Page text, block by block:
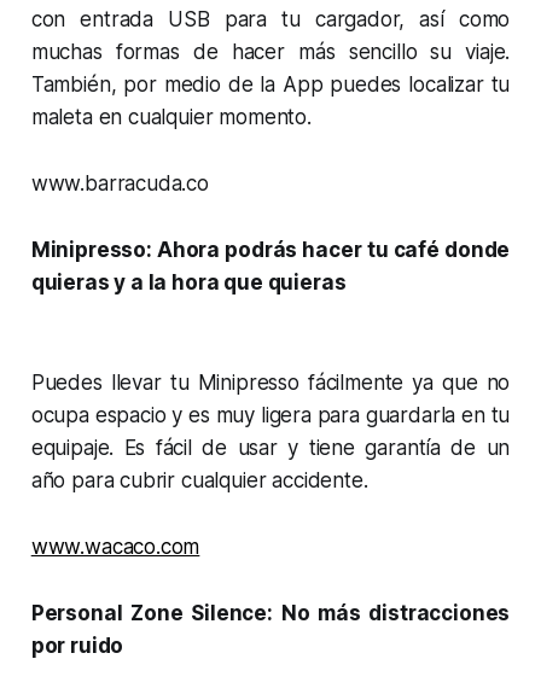
con entrada USB para tu cargador, así como
muchas formas de hacer más sencillo su viaje.
También, por medio de la App puedes localizar tu
maleta en cualquier momento.
www.barracuda.co
Minipresso: Ahora podrás hacer tu café donde
quieras y a la hora que quieras
Puedes llevar tu Minipresso fácilmente ya que no
ocupa espacio y es muy ligera para guardarla en tu
equipaje. Es fácil de usar y tiene garantía de un
año para cubrir cualquier accidente.
www.wacaco.com
Personal Zone Silence: No más distracciones
por ruido